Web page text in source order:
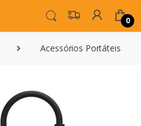
0
Acessórios Portáteis